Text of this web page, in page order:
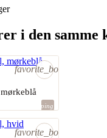
i den samme
favorite_border
shopping_bag
favorite_border